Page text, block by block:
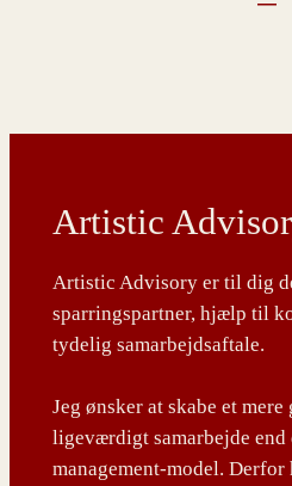
Artistic
Artistic Advisory er til dig
sparringspartner, hjælp til
tydelig samarbejdsaftale.
Jeg ønsker at skabe et
ligeværdigt samarbejde end
management-model. Derfor